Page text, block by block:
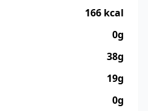
166 kcal
0g
38g
19g
0g